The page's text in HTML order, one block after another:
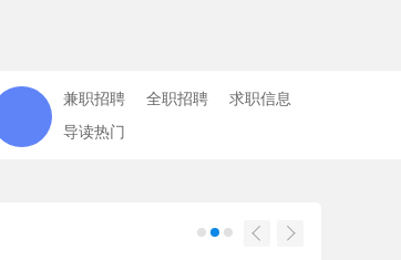
兼职招聘 全职招聘
求职信息
导读热门